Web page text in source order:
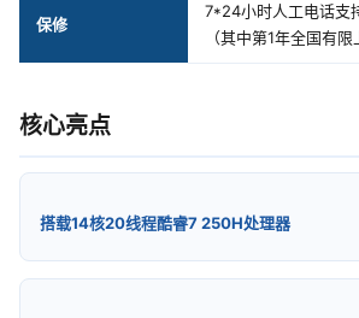
保修
7*24小时人工电话支
（其中第1年全国有
核心亮点
搭载14核20线程酷睿7 250H处理器